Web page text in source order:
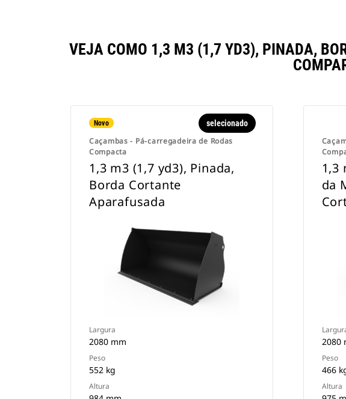
VEJA COMO 1,3 M3 (1,7 YD3), PINADA,
Novo
Caçambas - Pá-carregadeira de Rodas
Compacta
selecionado
1,3 m3 (1,7 yd3), Pinada,
Borda Cortante
Aparafusada
Largura
2080 mm
Peso
552 kg
Altura
1,3
da
2080
Peso
466
Altura